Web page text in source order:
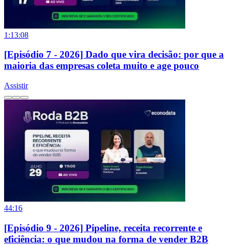
1:13:08
[Episódio 7 - 2026] Dado que vira decisão: por que a
maioria das empresas coleta muito e age pouco
Assistir
44:16
[Episódio 9 - 2026] Pipeline, receita recorrente e
eficiência: o que mudou na forma de vender B2B